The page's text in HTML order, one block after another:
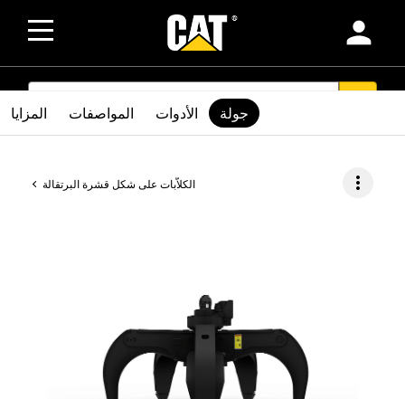
person
SEARCH
الكلاّبات على شكل قشرة البرتقالة more_vert
المزايا المواصفات الأدوات جولة